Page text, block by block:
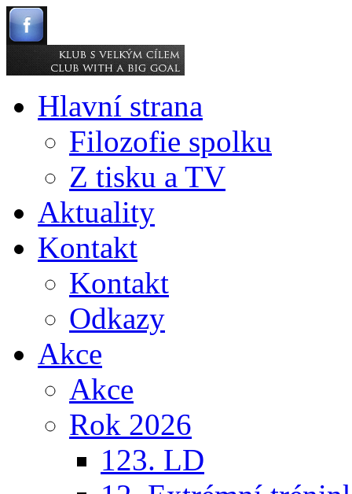
Hlavní strana
Filozofie spolku
Z tisku a TV
Aktuality
Kontakt
Kontakt
Odkazy
Akce
Akce
Rok 2026
123. LD